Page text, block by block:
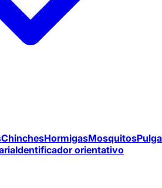
ChinchesHormigasMosquitos
Identificador orientativo